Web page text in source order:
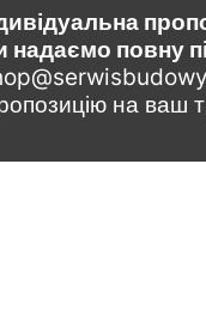
надаємо повну
на ваш